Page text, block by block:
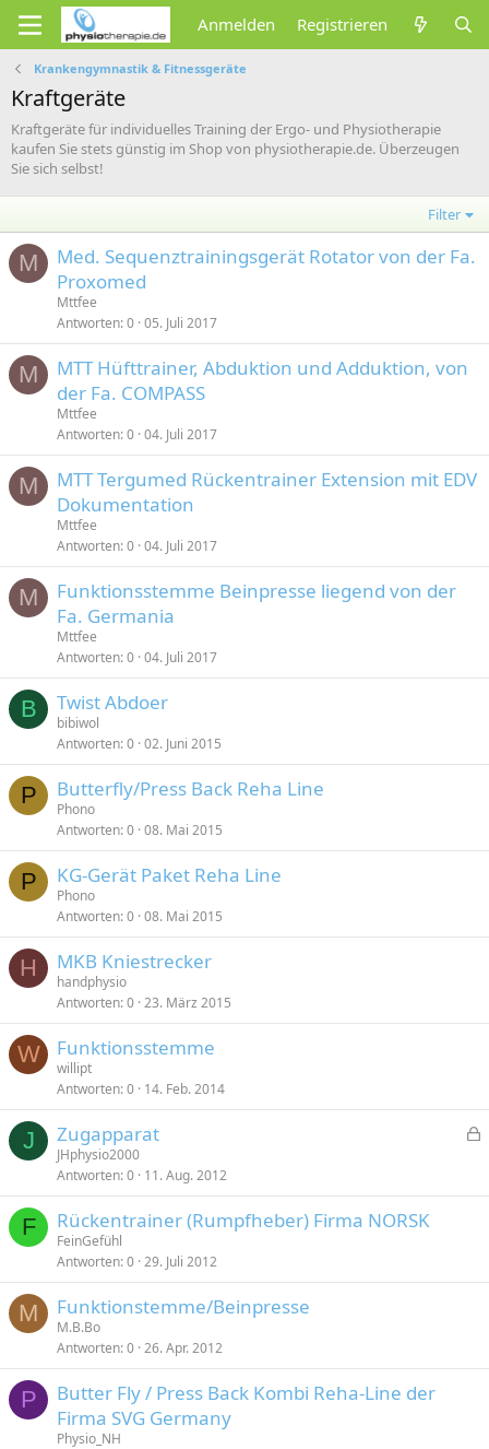
Anmelden Registrieren
Krankengymnastik & Fitnessgeräte
Kraftgeräte
Kraftgeräte für individuelles Training der Ergo- und Physiotherapie
kaufen Sie stets günstig im Shop von physiotherapie.de. Überzeugen
Sie sich selbst!
Filter
M
Med. Sequenztrainingsgerät Rotator von der Fa.
Proxomed
Mttfee
Antworten 0 05. Juli 2017
M
MTT Hüfttrainer, Abduktion und Adduktion, von
der Fa. COMPASS
Mttfee
Antworten 0 04. Juli 2017
M
MTT Tergumed Rückentrainer Extension mit EDV
Dokumentation
Mttfee
Antworten 0 04. Juli 2017
M
Funktionsstemme Beinpresse liegend von der
Fa. Germania
Mttfee
Antworten 0 04. Juli 2017
B Twist Abdoer
bibiwol
Antworten 0 02. Juni 2015
P Butterfly/Press Back Reha Line
Phono
Antworten 0 08. Mai 2015
P KG-Gerät Paket Reha Line
Phono
Antworten 0 08. Mai 2015
H MKB Kniestrecker
handphysio
Antworten 0 23. März 2015
W Funktionsstemme
willipt
Antworten 0 14. Feb. 2014
J
p
Zugapparat
JHphysio2000
Antworten 0 11. Aug. 2012
F Rückentrainer (Rumpfheber) Firma NORSK
FeinGefühl
Antworten 0 29. Juli 2012
M Funktionstemme/Beinpresse
M.B.Bo
Antworten 0 26. Apr. 2012
P
Butter Fly / Press Back Kombi Reha-Line der
Firma SVG Germany
Physio_NH